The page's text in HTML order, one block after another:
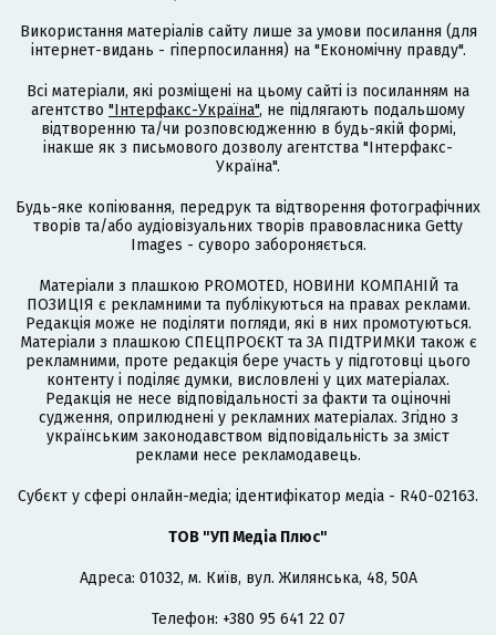
Використання матеріалів сайту лише за умови посилання (для
інтернет-видань - гіперпосилання) на "Економічну правду".
Всі матеріали, які розміщені на цьому сайті із посиланням на
агентство "Інтерфакс-Україна", не підлягають подальшому
відтворенню та/чи розповсюдженню в будь-якій формі,
інакше як з письмового дозволу агентства "Інтерфакс-
Україна".
Будь-яке копіювання, передрук та відтворення фотографічних
творів та/або аудіовізуальних творів правовласника Getty
Images - суворо забороняється.
Матеріали з плашкою PROMOTED, НОВИНИ КОМПАНІЙ та
ПОЗИЦІЯ є рекламними та публікуються на правах реклами.
Редакція може не поділяти погляди, які в них промотуються.
Матеріали з плашкою СПЕЦПРОЄКТ та ЗА ПІДТРИМКИ також є
рекламними, проте редакція бере участь у підготовці цього
контенту і поділяє думки, висловлені у цих матеріалах.
Редакція не несе відповідальності за факти та оціночні
судження, оприлюднені у рекламних матеріалах. Згідно з
українським законодавством відповідальність за зміст
реклами несе рекламодавець.
Cубєкт у сфері онлайн-медіа; ідентифікатор медіа - R40-02163.
ТОВ "УП Медіа Плюс"
Адреса: 01032, м. Київ, вул. Жилянська, 48, 50А
Телефон: +380 95 641 22 07